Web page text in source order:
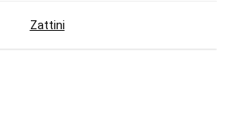
Zattini